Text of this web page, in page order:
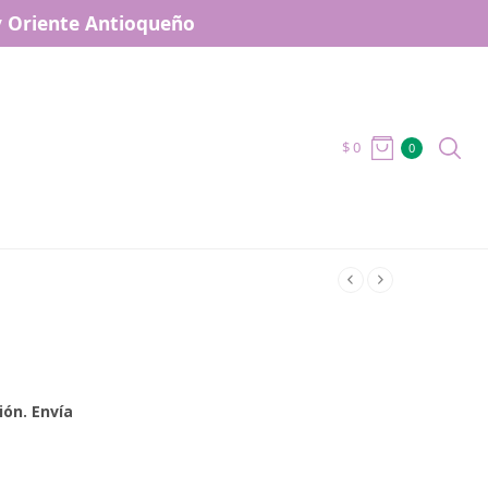
Oriente Antioqueño
$0 0
Envía